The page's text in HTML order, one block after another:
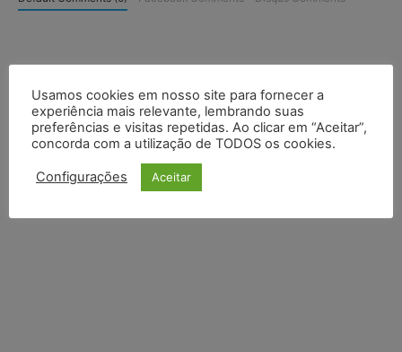
Usamos cookies em nosso site para fornecer a
experiência mais relevante, lembrando suas
preferências e visitas repetidas. Ao clicar em “Aceitar”,
concorda com a utilização de TODOS os cookies.
Configurações Aceitar